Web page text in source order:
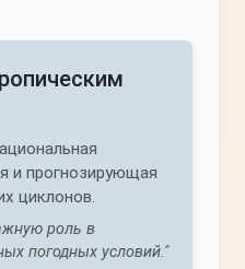
и прогнозирующая
циклонов.
роль в
погодных условий."